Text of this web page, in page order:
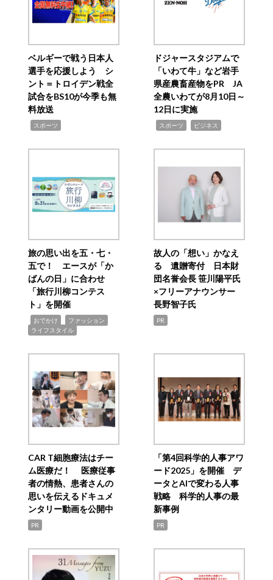
ベルギーで戦う日本人
選手を応援しよう シ
ント＝トロイデン戦全
試合をBS10が今季も無
料放送
スポーツ
ドジャースタジアムで
「いわて牛」など岩手
県産農畜産物をPR JA
全農いわてが8月10日～
12日に実施
スポーツ ビジネス
旅の思い出を五・七・
五で！ エースが「か
ばんの日」に合わせ
「旅行川柳コンテス
ト」を開催
おでかけ ファッション
ライフスタイル
故人の「想い」かなえ
る 遺贈寄付 日本財
団名誉会長 笹川陽平氏
×フリーアナウンサー
長野智子氏
PR
CAR T細胞療法はチー
ム医療だ！ 医療従事
者の情熱、患者さんの
思いを伝えるドキュメ
ンタリー動画を公開中
PR
「第4回科学的人事アワ
ード2025」を開催 デ
ータとAIで変わる人事
戦略 科学的人事の最
新事例
PR